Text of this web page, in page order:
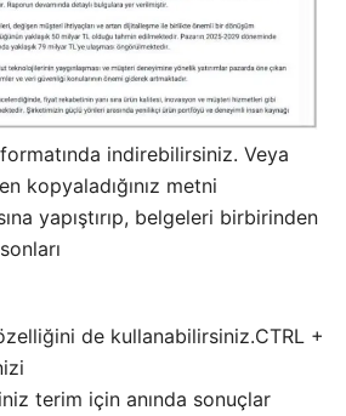
indirebilirsiniz. Veya
kopyaladığınız metni
yapıştırıp, belgeleri birbirinden
de kullanabilirsiniz.CTRL +
terim için anında sonuçlar